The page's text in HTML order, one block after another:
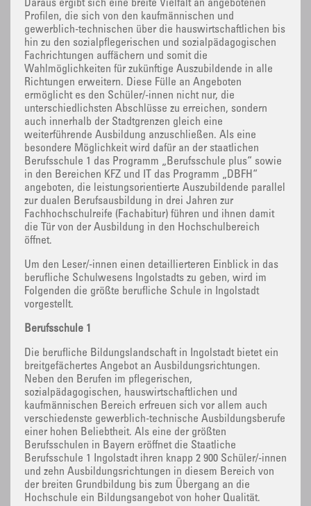
Daraus ergibt sich eine breite Vielfalt an angebotenen
Profilen, die sich von den kaufmännischen und
gewerblich-technischen über die hauswirtschaftlichen bis
hin zu den sozialpflegerischen und sozialpädagogischen
Fachrichtungen auffächern und somit die
Wahlmöglichkeiten für zukünftige Auszubildende in alle
Richtungen erweitern. Diese Fülle an Angeboten
ermöglicht es den Schüler/-innen nicht nur, die
unterschiedlichsten Abschlüsse zu erreichen, sondern
auch innerhalb der Stadtgrenzen gleich eine
weiterführende Ausbildung anzuschließen. Als eine
besondere Möglichkeit wird dafür an der staatlichen
Berufsschule 1 das Programm „Berufsschule plus“ sowie
in den Bereichen KFZ und IT das Programm „DBFH“
angeboten, die leistungsorientierte Auszubildende parallel
zur dualen Berufsausbildung in drei Jahren zur
Fachhochschulreife (Fachabitur) führen und ihnen damit
die Tür von der Ausbildung in den Hochschulbereich
öffnet.
Um den Leser/-innen einen detaillierteren Einblick in das
berufliche Schulwesens Ingolstadts zu geben, wird im
Folgenden die größte berufliche Schule in Ingolstadt
vorgestellt.
Berufsschule 1
Die berufliche Bildungslandschaft in Ingolstadt bietet ein
breitgefächertes Angebot an Ausbildungsrichtungen.
Neben den Berufen im pflegerischen,
sozialpädagogischen, hauswirtschaftlichen und
kaufmännischen Bereich erfreuen sich vor allem auch
verschiedenste gewerblich-technische Ausbildungsberufe
einer hohen Beliebtheit. Als eine der größten
Berufsschulen in Bayern eröffnet die Staatliche
Berufsschule 1 Ingolstadt ihren knapp 2 900 Schüler/-innen
und zehn Ausbildungsrichtungen in diesem Bereich von
der breiten Grundbildung bis zum Übergang an die
Hochschule ein Bildungsangebot von hoher Qualität.